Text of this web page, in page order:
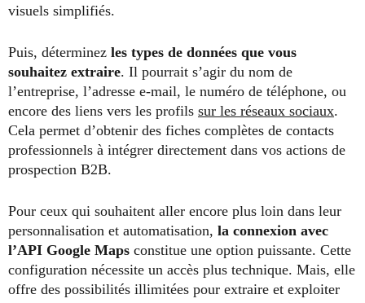
visuels simplifiés.
Puis, déterminez les types de données que vous
souhaitez extraire. Il pourrait s’agir du nom de
l’entreprise, l’adresse e-mail, le numéro de téléphone, ou
encore des liens vers les profils sur les réseaux sociaux.
Cela permet d’obtenir des fiches complètes de contacts
professionnels à intégrer directement dans vos actions de
prospection B2B.
Pour ceux qui souhaitent aller encore plus loin dans leur
personnalisation et automatisation, la connexion avec
l’API Google Maps constitue une option puissante. Cette
configuration nécessite un accès plus technique. Mais, elle
offre des possibilités illimitées pour extraire et exploiter